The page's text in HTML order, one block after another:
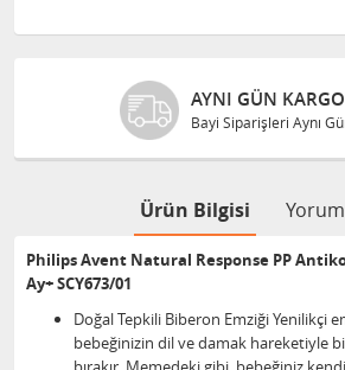
AYNI GÜN KARGO
Bayi Siparişleri Aynı
Ürün Bilgisi
Philips Avent Natural Response PP
Ay+ SCY673/01
Doğal Tepkili Biberon Emziği Yenilikçi
bebeğinizin dil ve damak hareketiyle